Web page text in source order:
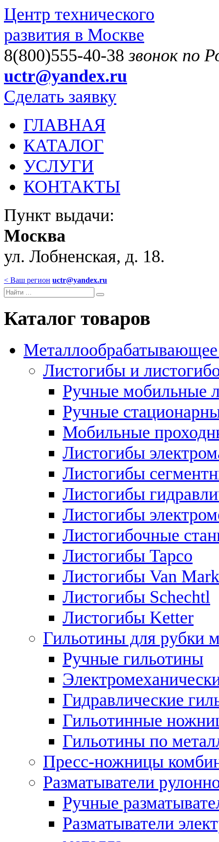
Центр технического
развития в Москве
8(800)555-40-38звонок по
uctr@yandex.ru
Сделать заявку
ГЛАВНАЯ
КАТАЛОГ
УСЛУГИ
КОНТАКТЫ
Пункт выдачи:
Москва
ул. Лобненская, д. 18.
< Ваш регион uctr@yandex.ru
Каталог товаров
Металлообрабатывающее
Листогибы и
Ручные мобильные
Ручные
Мобильные
Листогибы
Листогибы
Листогибы
Листогибы
Листогибочные
Листогибы Tapco
Листогибы Van Mark
Листогибы Schechtl
Листогибы Ketter
Гильотины для рубки
Ручные гильотины
Гидравлические
Гильотинные
Гильотины по
Пресс-ножницы
Разматыватели
Ручные
Разматыватели